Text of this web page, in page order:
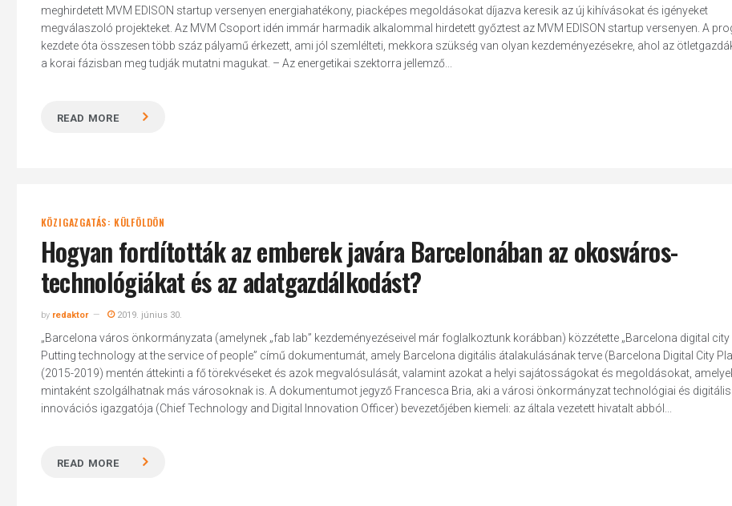
meghirdetett MVM EDISON startup versenyen energiahatékony, piacképes megoldásokat díjazva keresik az új kihívásokat és igényeket
megválaszoló projekteket. Az MVM Csoport idén immár harmadik alkalommal hirdetett győztest az MVM EDISON startup versenyen. A
kezdete óta összesen több száz pályamű érkezett, ami jól szemlélteti, mekkora szükség van olyan kezdeményezésekre, ahol az
a korai fázisban meg tudják mutatni magukat. – Az energetikai szektorra jellemző...
READ MORE
KÖZIGAZGATÁS: KÜLFÖLDÖN
Hogyan fordították az emberek javára Barcelonában az okosváros-
technológiákat és az adatgazdálkodást?
by redaktor 2019. június 30.
„Barcelona város önkormányzata (amelynek „fab lab” kezdeményezéseivel már foglalkoztunk korábban) közzétette „Barcelona digital city
Putting technology at the service of people” című dokumentumát, amely Barcelona digitális átalakulásának terve (Barcelona Digital City
(2015-2019) mentén áttekinti a fő törekvéseket és azok megvalósulását, valamint azokat a helyi sajátosságokat és megoldásokat,
mintaként szolgálhatnak más városoknak is. A dokumentumot jegyző Francesca Bria, aki a városi önkormányzat technológiai és digitális
innovációs igazgatója (Chief Technology and Digital Innovation Officer) bevezetőjében kiemeli: az általa vezetett hivatalt abból...
READ MORE